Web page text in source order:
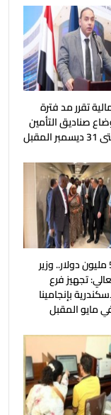
تقرر مد فترة
صناديق التأمين
بقيمة 50 مليون دولار.. وزير
تجهيز فرع
بإنجامينا
مايو المقبل